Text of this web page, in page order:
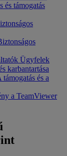
és támogatás
Ügyfelek
karbantartása
támogatás és a
a TeamViewer